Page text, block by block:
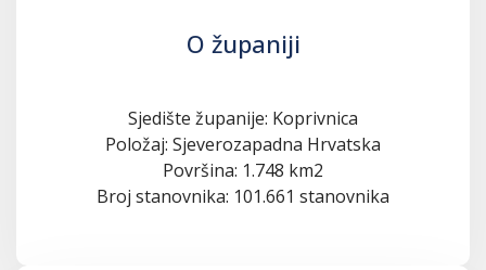
O županiji
Sjedište županije: Koprivnica
Položaj: Sjeverozapadna Hrvatska
Površina: 1.748 km2
Broj stanovnika: 101.661 stanovnika